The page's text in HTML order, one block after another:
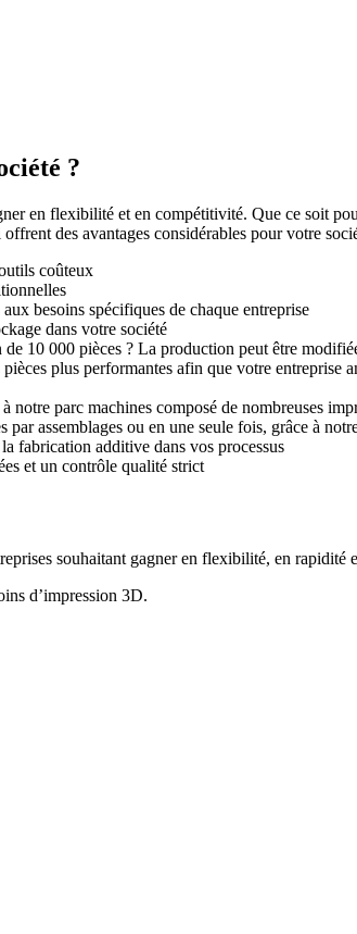
?
en flexibilité et en compétitivité. Que ce soit
des avantages considérables pour votre
coûteux
besoins spécifiques de chaque entreprise
dans votre société
10 000 pièces ? La production peut être
plus performantes afin que votre
notre parc machines composé de nombreuses
assemblages ou en une seule fois, grâce à
fabrication additive dans vos processus
et un contrôle qualité strict
souhaitant gagner en flexibilité, en rapidité
d’impression 3D.